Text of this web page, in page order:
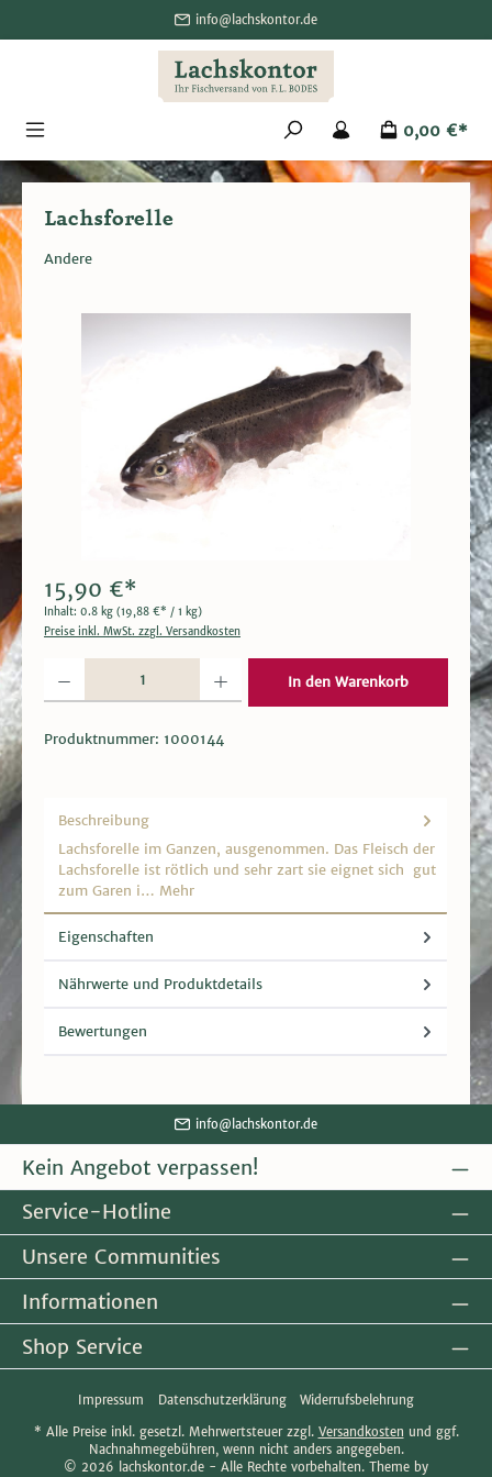
info@lachskontor.de
0,00 €*
Lachsforelle
Andere
15,90 €*
Inhalt: 0.8 kg (19,88 €* / 1 kg)
Preise inkl. MwSt. zzgl. Versandkosten
Produkt Anzahl: Gib den gewünschten Wert ein oder benutze die Schaltflächen um
In den Warenkorb
Produktnummer: 1000144
Beschreibung
Lachsforelle im Ganzen, ausgenommen. Das Fleisch der
Lachsforelle ist rötlich und sehr zart sie eignet sich gut
zum Garen i… Mehr
Eigenschaften
Nährwerte und Produktdetails
Bewertungen
info@lachskontor.de
Kein Angebot verpassen!
Service-Hotline
Unsere Communities
Informationen
Shop Service
Impressum Datenschutzerklärung Widerrufsbelehrung
* Alle Preise inkl. gesetzl. Mehrwertsteuer zzgl. Versandkosten und ggf.
Nachnahmegebühren, wenn nicht anders angegeben.
© 2026 lachskontor.de - Alle Rechte vorbehalten. Theme by